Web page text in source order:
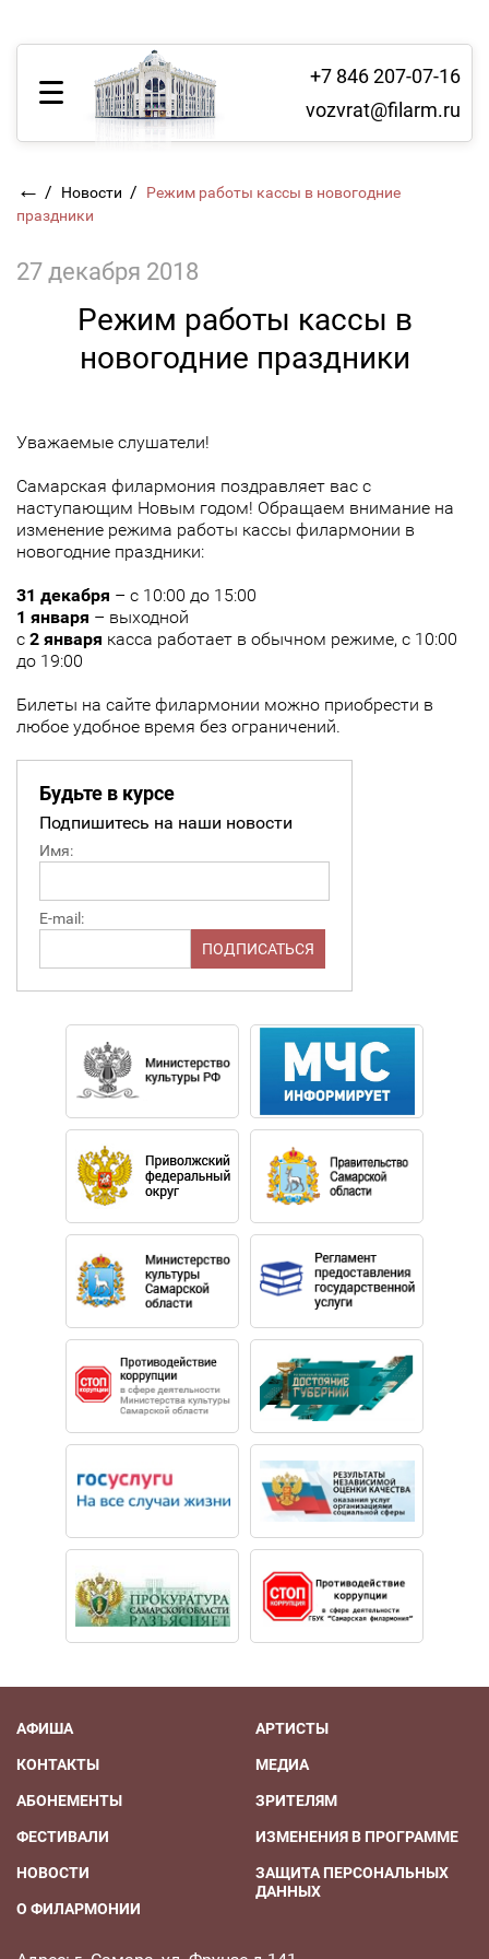
+7 846 207-07-16
vozvrat@filarm.ru
← / Новости /
Режим работы кассы в новогодние
праздники
27 декабря 2018
Режим работы кассы в
новогодние праздники
Уважаемые слушатели!
Самарская филармония поздравляет вас с
наступающим Новым годом! Обращаем внимание на
изменение режима работы кассы филармонии в
новогодние праздники:
31 декабря – с 10:00 до 15:00
1 января – выходной
с 2 января касса работает в обычном режиме, с 10:00
до 19:00
Билеты на сайте филармонии можно приобрести в
любое удобное время без ограничений.
Будьте в курсе
Подпишитесь на наши новости
Имя:
E-mail:
АФИША
КОНТАКТЫ
АБОНЕМЕНТЫ
ФЕСТИВАЛИ
НОВОСТИ
О ФИЛАРМОНИИ
АРТИСТЫ
МЕДИА
ЗРИТЕЛЯМ
ИЗМЕНЕНИЯ В ПРОГРАММЕ
ЗАЩИТА ПЕРСОНАЛЬНЫХ
ДАННЫХ